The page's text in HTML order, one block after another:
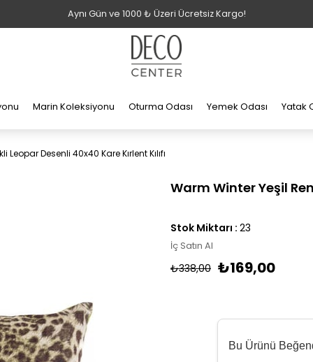
Aynı Gün ve 1000 ₺ Üzeri Ücretsiz Kargo!
Marin Koleksiyonu Oturma Odası Yemek Odası Yatak
Leopar Desenli 40x40 Kare Kırlent Kılıfı
Warm Winter Yeşil
Stok Miktarı : 23
İç Satın Al
₺338,00 ₺169,00
Bu Ürünü